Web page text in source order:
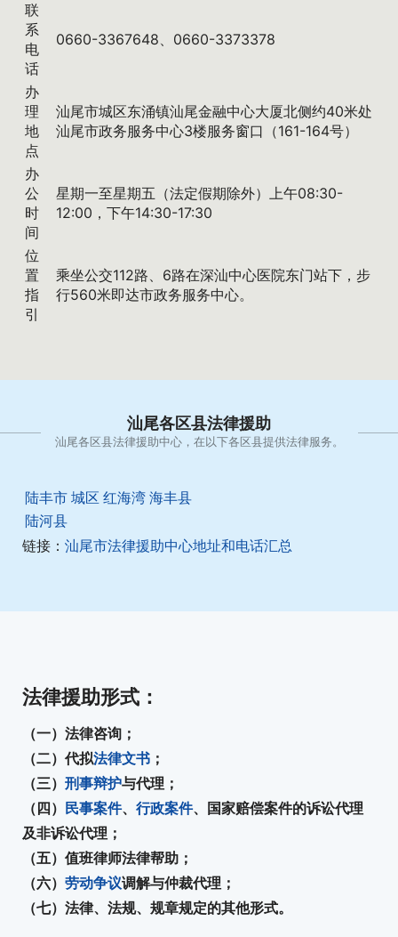
联
系
电
话
0660-3367648、0660-3373378
办
理
地
点
汕尾市城区东涌镇汕尾金融中心大厦北侧约40米处
汕尾市政务服务中心3楼服务窗口（161-164号）
办
公
时
间
星期一至星期五（法定假期除外）上午08:30-
12:00，下午14:30-17:30
位
置
指
引
乘坐公交112路、6路在深汕中心医院东门站下，步
行560米即达市政务服务中心。
汕尾各区县法律援助
汕尾各区县法律援助中心，在以下各区县提供法律服务。
陆丰市 城区 红海湾 海丰县
陆河县
链接： 汕尾市法律援助中心地址和电话汇总
法律援助形式：
（一）法律咨询；
（二）代拟法律文书 ；
（三） 刑事辩护与代理；
（四） 民事案件、 行政案件、国家赔偿案件的诉讼代理
及非诉讼代理；
（五）值班律师法律帮助；
（六） 劳动争议调解与仲裁代理；
（七）法律、法规、规章规定的其他形式。